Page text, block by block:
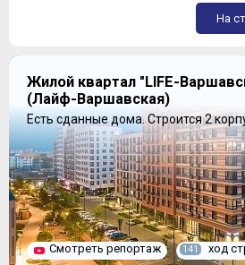
На
Жилой квартал "LIFE-
(Лайф-Варшавская)
Есть сданные дома.Строится 2
Смотреть репортаж 141 ход